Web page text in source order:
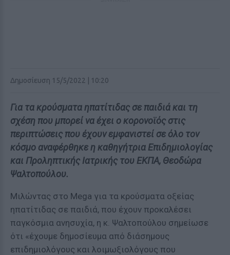
Δημοσίευση 15/5/2022 | 10:20
Για τα κρούσματα ηπατίτιδας σε παιδιά και τη
σχέση που μπορεί να έχει ο κορονοϊός στις
περιπτώσεις που έχουν εμφανιστεί σε όλο τον
κόσμο αναφέρθηκε η καθηγήτρια Επιδημιολογίας
και Προληπτικής Ιατρικής του ΕΚΠΑ, Θεοδώρα
Ψαλτοπούλου.
Μιλώντας στο Mega για τα κρούσματα οξείας
ηπατίτιδας σε παιδιά, που έχουν προκαλέσει
παγκόσμια ανησυχία, η κ. Ψαλτοπούλου σημείωσε
ότι «έχουμε δημοσίευμα από διάσημους
επιδημιολόγους και λοιμωξιολόγους που